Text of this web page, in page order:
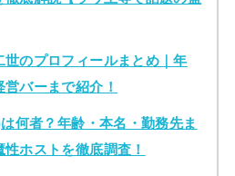
世のプロフィールまとめ｜年
バーまで紹介！
何者？年齢・本名・勤務先ま
ホストを徹底調査！